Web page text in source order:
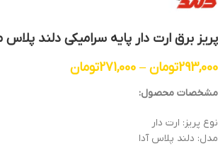
پریز برق ارت دار پایه سرامیکی دلند پلاس
293,000تومان –
271,000تومان
مشخصات محصول:
نوع پریز: ارت دار
مدل: دلند پلاس آدا